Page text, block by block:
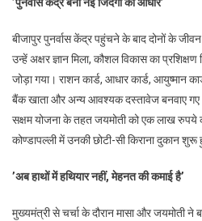
’पुनर्वास केंद्र बना नई जिंदगी का आधार’
बीजापुर पुनर्वास केंद्र पहुंचने के बाद दोनों के
उन्हें अक्षर ज्ञान मिला, कौशल विकास का
जोड़ा गया। राशन कार्ड, आधार कार्ड, आयुष्मान
बैंक खाता और अन्य आवश्यक दस्तावेज बनवाए गए।
सक्षम योजना के तहत जयमोती को एक लाख
कोण्डापल्ली में उनकी छोटी-सी किराना दुकान शुरू
’अब हाथों में हथियार नहीं, मेहनत की कमाई है’
मुख्यमंत्री से चर्चा के दौरान मासा और जयमोती ने